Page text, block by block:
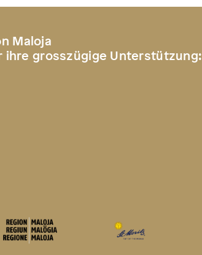
Maloja
grosszügige Unterstützung: